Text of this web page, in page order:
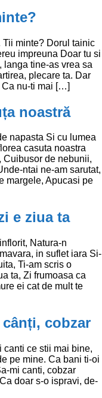
minte? Dorul tainic
impreuna Doar tu si
langa tine-as vrea sa
plecare ta. Dar
Ca nu-ti mai […]
noastră
napasta Si cu lumea
casuta noastra
Cuibusor de nebunii,
ntai ne-am sarutat,
margele, Apucasi pe
e ziua ta
Natura-n
in suflet iara Si-
Ti-am scris o
ta, Zi frumoasa ca
ei cat de mult te
cobzar
canti ce stii mai bine,
pe mine. Ca bani ti-oi
mi canti, cobzar
doar s-o ispravi, de-